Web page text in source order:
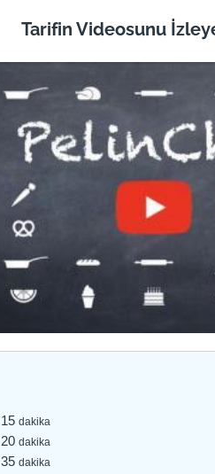
Tarifin Videosunu
15dakika
dakika
20dakika
dakika
35dakika
dakika